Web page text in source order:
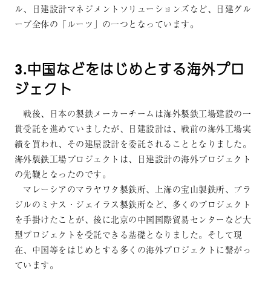
ル、日建設計マネジメントソリューションズなど、日建グル
ープ全体の「ルーツ」の一つとなっています。
3.中国などをはじめとする海外プロ
ジェクト
戦後、日本の製鉄メーカーチームは海外製鉄工場建設の一
貫受託を進めていましたが、日建設計は、戦前の海外工場実
績を買われ、その建屋設計を委託されることとなりました。
海外製鉄工場プロジェクトは、日建設計の海外プロジェクト
の先鞭となったのです。
マレーシアのマラヤワタ製鉄所、上海の宝山製鉄所、ブラ
ジルのミナス・ジェイラス製鉄所など、多くのプロジェクト
を手掛けたことが、後に北京の中国国際貿易センターなど大
型プロジェクトを受託できる基礎となりました。そして現
在、中国等をはじめとする多くの海外プロジェクトに繋がっ
ています。